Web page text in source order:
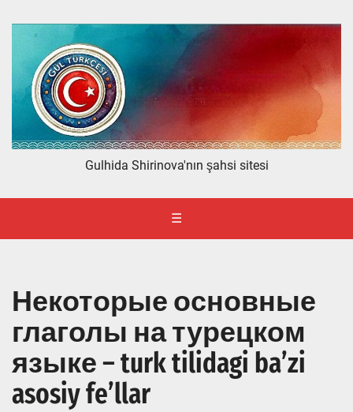
Gulhida Shirinova'nın şahsi sitesi
☰
Некоторые основные
глаголы на турецком
языке – turk tilidagi ba’zi
asosiy fe’llar